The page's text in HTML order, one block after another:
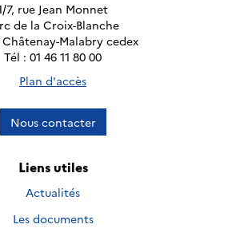
7, rue Jean Monnet
de la Croix-Blanche
Châtenay-Malabry cedex
Tél : 01 46 11 80 00
Plan d'accès
Nous contacter
Liens utiles
Actualités
Les documents